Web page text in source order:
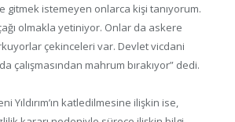
gitmek istemeyen onlarca kişi tanıyorum.
olmakla yetiniyor. Onlar da askere
çekinceleri var. Devlet vicdani
çalışmasından mahrum bırakıyor” dedi.
Yıldırım’ın katledilmesine ilişkin ise,